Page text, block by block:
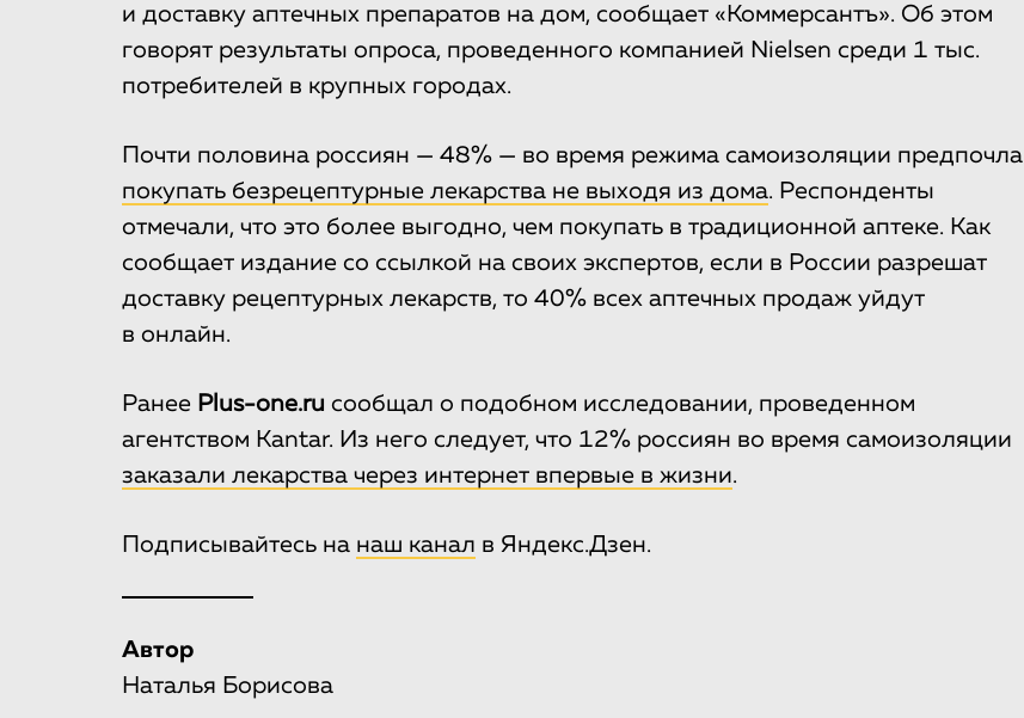
и доставку аптечных препаратов на дом, сообщает «Коммерсантъ». Об этом
говорят результаты опроса, проведенного компанией Nielsen среди 1 тыс.
потребителей в крупных городах.
Почти половина россиян — 48% — во время режима самоизоляции предпочла
покупать безрецептурные лекарства не выходя из дома. Респонденты
отмечали, что это более выгодно, чем покупать в традиционной аптеке. Как
сообщает издание со ссылкой на своих экспертов, если в России разрешат
доставку рецептурных лекарств, то 40% всех аптечных продаж уйдут
в онлайн.
Ранее Plus-one.ru сообщал о подобном исследовании, проведенном
агентством Kantar. Из него следует, что 12% россиян во время самоизоляции
заказали лекарства через интернет впервые в жизни.
Подписывайтесь на наш канал в Яндекс.Дзен.
Автор
Наталья Борисова